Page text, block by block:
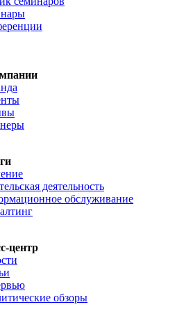
деятельность
обслуживание
центр
обзоры